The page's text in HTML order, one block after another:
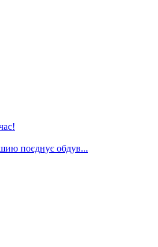
поєднує обдув...